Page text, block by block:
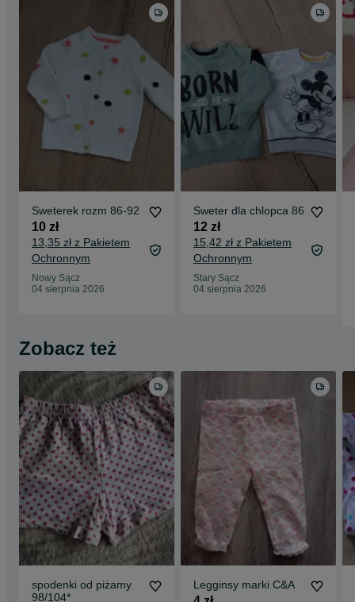
Sweterek rozm 86-92
10 zł
13,35 zł z Pakietem
Ochronnym
Nowy Sącz
04 sierpnia 2026
Sweter dla chlopca 86
12 zł
15,42 zł z Pakietem
Ochronnym
Stary Sącz
04 sierpnia 2026
Zobacz też
spodenki od piżamy
98/104*
Legginsy marki C&A